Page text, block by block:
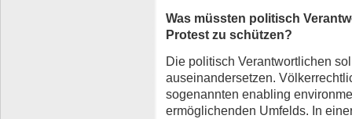
Was müssten politisch
Protest zu schützen?
Die politisch Verantwortlichen
auseinandersetzen.
sogenannten enabling
ermöglichenden Umfelds. In